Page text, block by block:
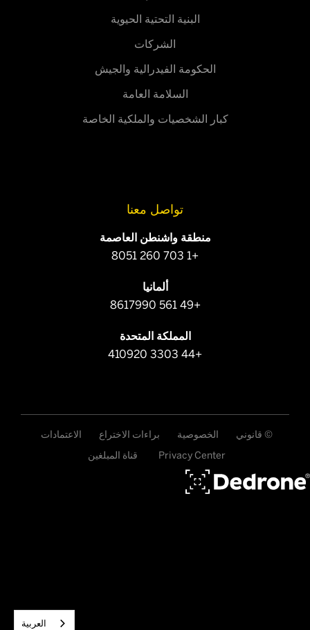
البنية التحتية الحيوية
الشركات
الحكومة الفيدرالية والجيش
السلامة العامة
كبار الشخصيات والملكية الخاصة
تواصل معنا
منطقة واشنطن العاصمة
+1 703 260 8051
ألمانيا
+49 561 8617990
المملكة المتحدة
+44 3303 410920
© قانوني الخصوصية براءات الاختراع
الاعتمادات
Privacy Center
قناة المبلغين
العربية‏